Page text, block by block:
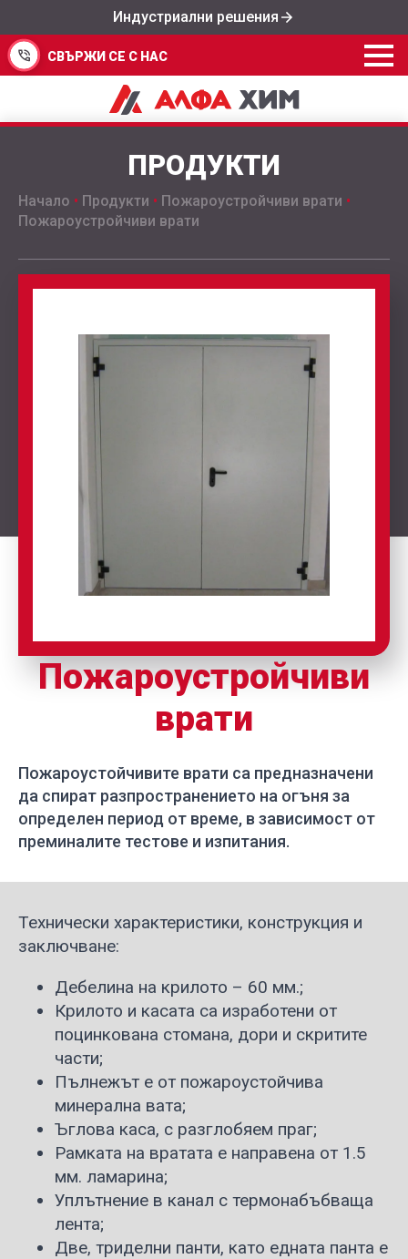
Индустриални решения
СВЪРЖИ СЕ С НАС
ПРОДУКТИ
Начало • Продукти • Пожароустройчиви врати •
Пожароустройчиви врати
Пожароустройчиви
врати
Пожароустойчивите врати са предназначени
да спират разпространението на огъня за
определен период от време, в зависимост от
преминалите тестове и изпитания.
Технически характеристики, конструкция и
заключване:
Дебелина на крилото – 60 мм.;
Крилото и касата са изработени от
поцинкована стомана, дори и скритите
части;
Пълнежът е от пожароустойчива
минерална вата;
Ъглова каса, с разглобяем праг;
Рамката на вратата е направена от 1.5
мм. ламарина;
Уплътнение в канал с термонабъбваща
лента;
Две, триделни панти, като едната панта е